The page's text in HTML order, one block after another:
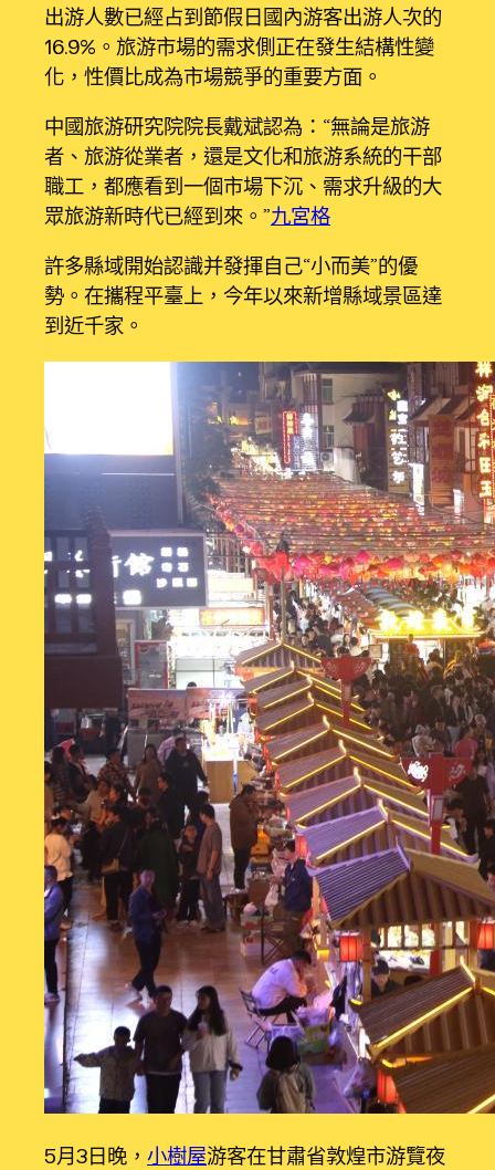
出游人數已經占到節假日國內游客出游人次的
16.9%。旅游市場的需求側正在發生結構性變
化，性價比成為市場競爭的重要方面。
中國旅游研究院院長戴斌認為：“無論是旅游
者、旅游從業者，還是文化和旅游系統的干部
職工，都應看到一個市場下沉、需求升級的大
眾旅游新時代已經到來。”九宮格
許多縣域開始認識并發揮自己“小而美”的優
勢。在攜程平臺上，今年以來新增縣域景區達
到近千家。
5月3日晚， 小樹屋游客在甘肅省敦煌市游覽夜